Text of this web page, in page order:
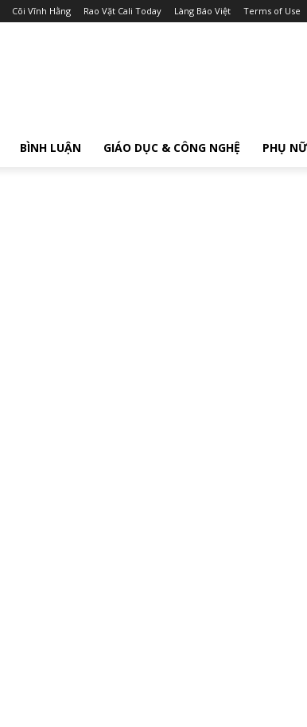
Cõi Vĩnh Hằng Rao Vặt Cali Today Làng Báo Việt Terms of Use
BÌNH LUẬN GIÁO DỤC & CÔNG NGHỆ PHỤ NỮ